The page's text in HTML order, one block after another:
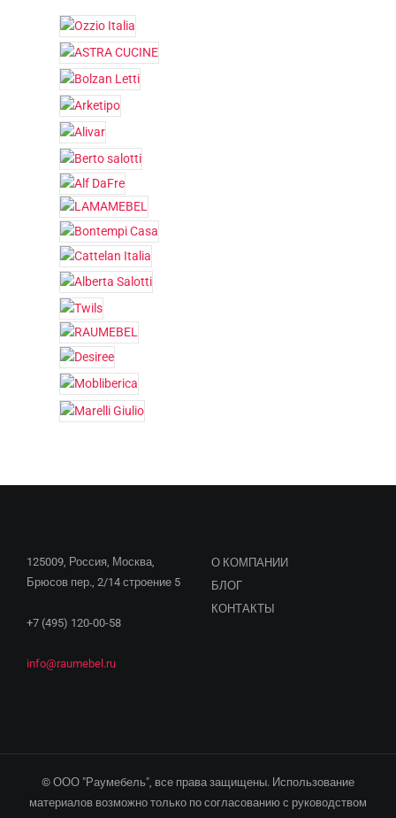
125009, Россия, Москва,
Брюсов пер., 2/14 строение 5
+7 (495) 120-00-58
info@raumebel.ru
О КОМПАНИИ
БЛОГ
КОНТАКТЫ
© ООО "Раумебель", все права защищены. Использование
материалов возможно только по согласованию с руководством